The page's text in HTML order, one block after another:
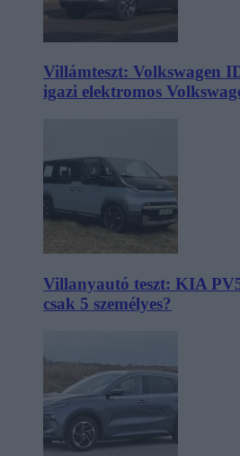
Villámteszt: Volkswagen
igazi elektromos
Villanyautó teszt: KIA
csak 5 személyes?